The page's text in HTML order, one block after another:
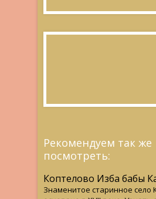
Рекомендуем так же
посмотреть:
Коптелово Изба бабы
Знаменитое старинное село